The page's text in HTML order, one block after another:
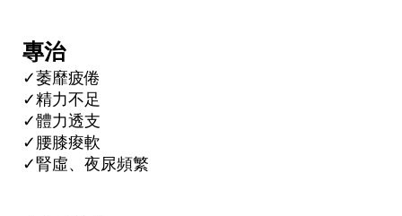
專治
✓萎靡疲倦
✓精力不足
✓體力透支
✓腰膝痠軟
✓腎虛、夜尿頻繁